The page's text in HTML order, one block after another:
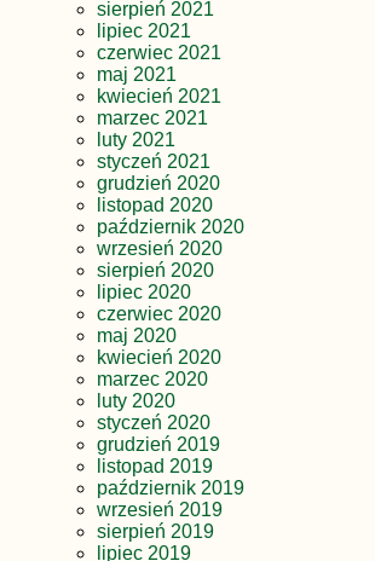
sierpień 2021
lipiec 2021
czerwiec 2021
maj 2021
kwiecień 2021
marzec 2021
luty 2021
styczeń 2021
grudzień 2020
listopad 2020
październik 2020
wrzesień 2020
sierpień 2020
lipiec 2020
czerwiec 2020
maj 2020
kwiecień 2020
marzec 2020
luty 2020
styczeń 2020
grudzień 2019
listopad 2019
październik 2019
wrzesień 2019
sierpień 2019
lipiec 2019